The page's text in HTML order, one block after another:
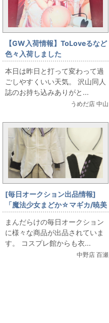
【GW入荷情報】ToLoveるなど
色々入荷しました
本日は昨日と打って変わって過
ごしやすくいい天気。 沢山同人
誌のお持ち込みありがと...
うめだ店 中山
[毎日オークション出品情報]
「魔法少女まどか☆マギカ/暁美
ほむら/女性用XLサイズ程度(日
本サイズ)/コスプレ衣装」を出
品しています
まんだらけの毎日オークション
に様々な商品が出品されていま
す。 コスプレ館からも衣...
中野店 百瀬